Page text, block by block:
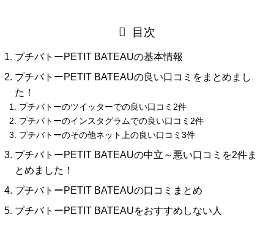
目次
プチバトーPETIT BATEAUの基本情報
プチバトーPETIT BATEAUの良い口コミをまとめまし
た！
プチバトーのツイッターでの良い口コミ2件
プチバトーのインスタグラムでの良い口コミ2件
プチバトーのその他ネット上の良い口コミ3件
プチバトーPETIT BATEAUの中立～悪い口コミを2件ま
とめました！
プチバトーPETIT BATEAUの口コミまとめ
プチバトーPETIT BATEAUをおすすめしない人